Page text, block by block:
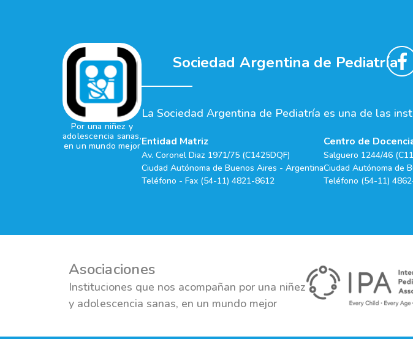
Sociedad Argentina de Pediatría
Por una niñez y
adolescencia sanas,
en un mundo mejor
La Sociedad Argentina de Pediatría es una de las
Entidad Matriz
Av. Coronel Diaz 1971/75 (C1425DQF)
Ciudad Autónoma de Buenos Aires - Argentina
Teléfono - Fax (54-11) 4821-8612
Centro de
Salguero 1244/46
Ciudad Autónoma de
Teléfono (54-11)
Asociaciones
Instituciones que nos acompañan por una niñez
y adolescencia sanas, en un mundo mejor